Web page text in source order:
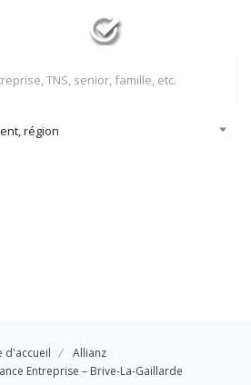
région
d'accueil
Allianz
Entreprise – Brive-La-Gaillarde